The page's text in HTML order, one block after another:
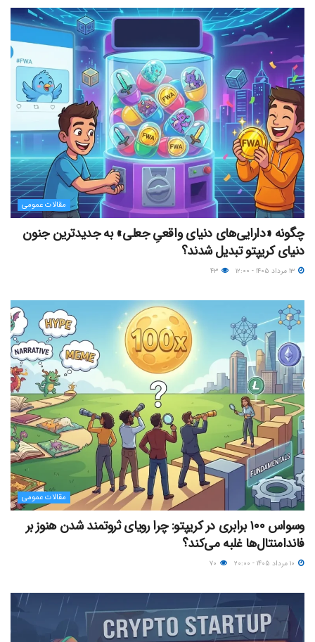
مقالات عمومی
چگونه «دارایی‌های دنیای واقعیِ جعلی» به جدیدترین جنون
دنیای کریپتو تبدیل شدند؟
مقالات عمومی
وسواس ۱۰۰ برابری در کریپتو: چرا رویای ثروتمند شدن هنوز بر
فاندامنتال‌ها غلبه می‌کند؟